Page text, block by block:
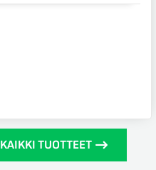
KAIKKI TUOTTEET